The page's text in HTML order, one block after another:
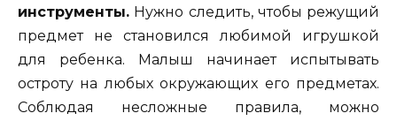
инструменты. Нужно следить, чтобы режущий
предмет не становился любимой игрушкой
для ребенка. Малыш начинает испытывать
остроту на любых окружающих его предметах.
Соблюдая несложные правила, можно